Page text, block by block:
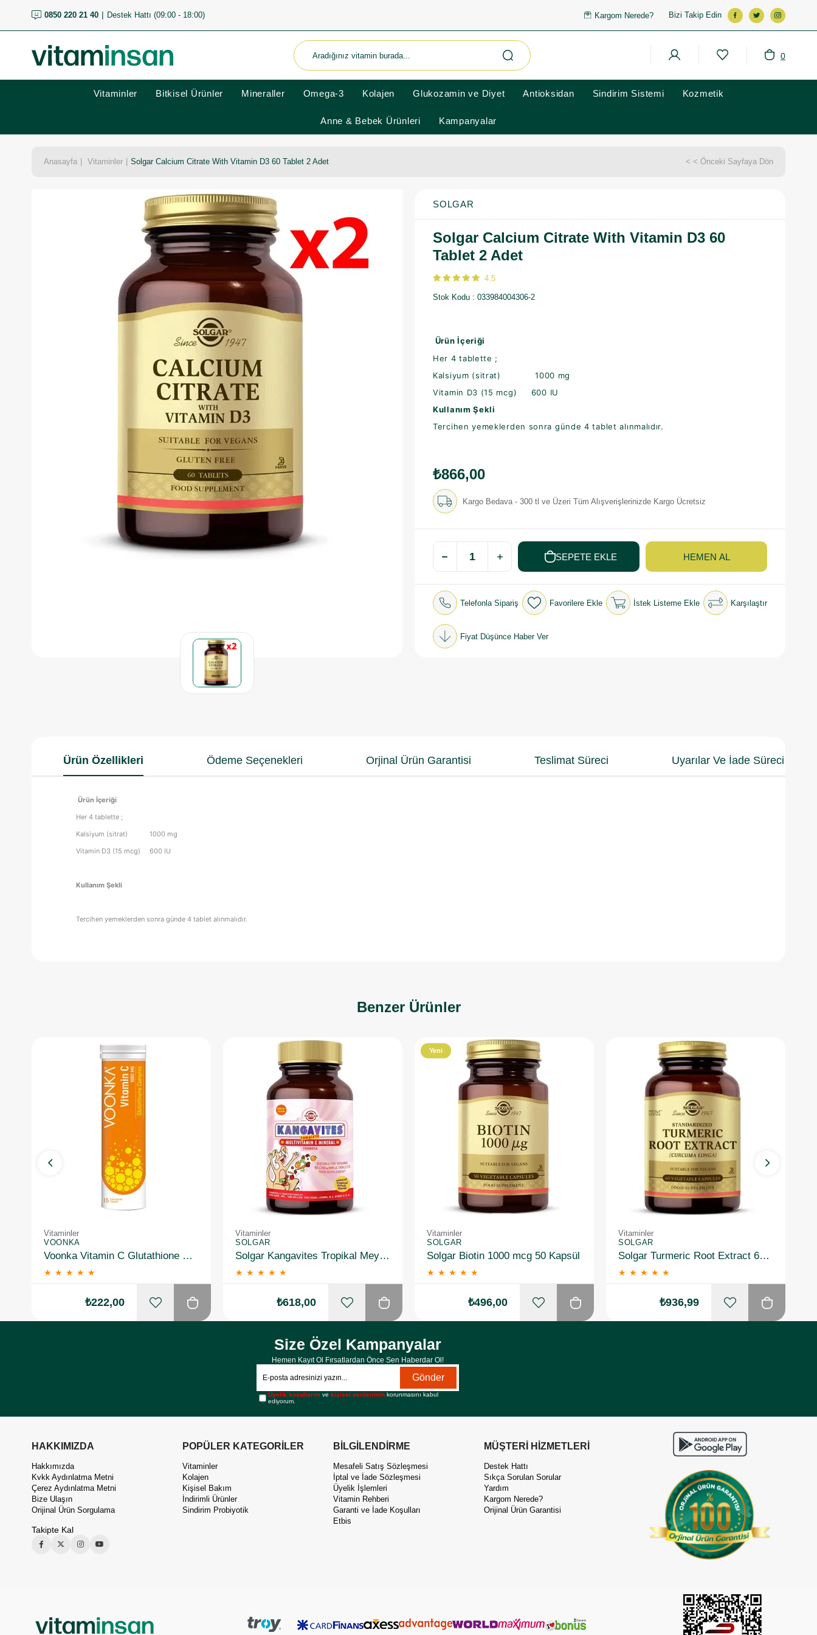
0850 220 21 40 Destek Hattı (09:00 - 18:00) Kargom Nerede? Bizi Takip Edin
0
Vitaminler Bitkisel Ürünler Mineraller Omega-3 Kolajen Glukozamin ve Diyet Antioksidan Sindirim Sistemi Kozmetik
Anne & Bebek Ürünleri Kampanyalar
Anasayfa Vitaminler Solgar Calcium Citrate With Vitamin D3 60 Tablet 2 Adet < < Önceki Sayfaya Dön
SOLGAR
Solgar Calcium Citrate With Vitamin D3 60
Tablet 2 Adet
4.5
Stok Kodu 033984004306-2
Ürün İçeriği
Her 4 tablette ;
Kalsiyum (sitrat) 1000 mg
Vitamin D3 (15 mcg) 600 IU
Kullanım Şekli
Tercihen yemeklerden sonra günde 4 tablet alınmalıdır.
₺866,00
Kargo Bedava - 300 tl ve Üzeri Tüm Alışverişlerinizde Kargo Ücretsiz
Telefonla Sipariş Favorilere Ekle İstek Listeme Ekle Karşılaştır
Fiyat Düşünce Haber Ver
Ürün Özellikleri Ödeme Seçenekleri Orjinal Ürün Garantisi Teslimat Süreci Uyarılar Ve İade Süreci
Ürün İçeriği
Her 4 tablette ;
Kalsiyum (sitrat) 1000 mg
Vitamin D3 (15 mcg) 600 IU
Kullanım Şekli
Tercihen yemeklerden sonra günde 4 tablet alınmalıdır.
Benzer Ürünler
Vitaminler
VOONKA
Voonka Vitamin C Glutathione Complex Efervesan 15 Tablet
★ ★ ★ ★ ★
₺222,00
Vitaminler
SOLGAR
Solgar Kangavites Tropikal Meyve Aromalı 60 Tablet
★ ★ ★ ★ ★
₺618,00
Vitaminler
SOLGAR
Solgar Biotin 1000 mcg 50 Kapsül
★ ★ ★ ★ ★
Yeni
₺496,00
Vitaminler
SOLGAR
Solgar Turmeric Root Extract 60 Kapsül
★ ★ ★ ★ ★
₺936,99
Size Özel Kampanyalar
Hemen Kayıt Ol Fırsatlardan Önce Sen Haberdar Ol!
Gönder
Üyelik koşullarını vekişisel verilerimin korunmasını kabul
ediyorum.
HAKKIMIZDA
Hakkımızda
Kvkk Aydınlatma Metni
Çerez Aydınlatma Metni
Bize Ulaşın
Orijinal Ürün Sorgulama
Takipte Kal
POPÜLER KATEGORİLER
Vitaminler
Kolajen
Kişisel Bakım
İndirimli Ürünler
Sindirim Probiyotik
BİLGİLENDİRME
Mesafeli Satış Sözleşmesi
İptal ve İade Sözleşmesi
Üyelik İşlemleri
Vitamin Rehberi
Garanti ve İade Koşulları
Etbis
MÜŞTERİ HİZMETLERİ
Destek Hattı
Sıkça Sorulan Sorular
Yardım
Kargom Nerede?
Orijinal Ürün Garantisi